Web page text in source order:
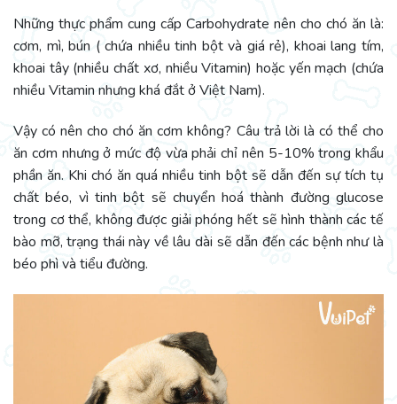
Những thực phẩm cung cấp Carbohydrate nên cho chó ăn là:
cơm, mì, bún ( chứa nhiều tinh bột và giá rẻ), khoai lang tím,
khoai tây (nhiều chất xơ, nhiều Vitamin) hoặc yến mạch (chứa
nhiều Vitamin nhưng khá đắt ở Việt Nam).
Vậy có nên cho chó ăn cơm không? Câu trả lời là có thể cho
ăn cơm nhưng ở mức độ vừa phải chỉ nên 5-10% trong khẩu
phần ăn. Khi chó ăn quá nhiều tinh bột sẽ dẫn đến sự tích tụ
chất béo, vì tinh bột sẽ chuyển hoá thành đường glucose
trong cơ thể, không được giải phóng hết sẽ hình thành các tế
bào mỡ, trạng thái này về lâu dài sẽ dẫn đến các bệnh như là
béo phì và tiểu đường.